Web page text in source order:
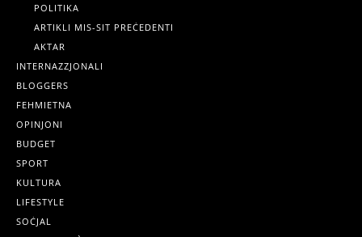
POLITIKA
ARTIKLI MIS-SIT PREĊEDENTI
AKTAR
INTERNAZZJONALI
BLOGGERS
FEHMIETNA
OPINJONI
BUDGET
SPORT
KULTURA
LIFESTYLE
SOĊJAL